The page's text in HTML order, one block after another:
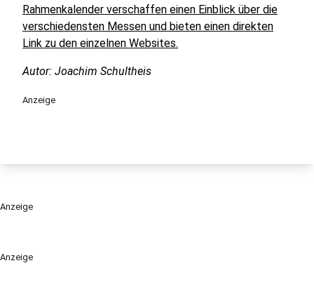
Anzeige
Rahmenkalender verschaffen einen Einblick über die
verschiedensten Messen und bieten einen direkten
Link zu den einzelnen Websites.
Autor: Joachim Schultheis
Anzeige
Anzeige